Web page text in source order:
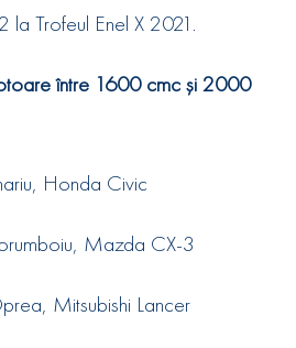
la Trofeul Enel X 2021.
între 1600 cmc și 2000
Honda Civic
Mazda CX-3
Mitsubishi Lancer